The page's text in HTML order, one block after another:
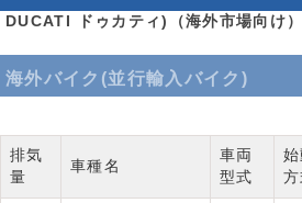
DUCATI ドゥカティ)（海外市場向け）
海外バイク(並行輸入バイク)
排気
量
車種名
車両
型式
始
方